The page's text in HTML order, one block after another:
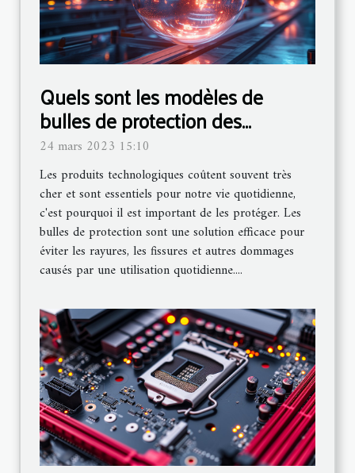
Quels sont les modèles de
bulles de protection des
produits technologiques ?
24 mars 2023 15:10
Les produits technologiques coûtent souvent très
cher et sont essentiels pour notre vie quotidienne,
c'est pourquoi il est important de les protéger. Les
bulles de protection sont une solution efficace pour
éviter les rayures, les fissures et autres dommages
causés par une utilisation quotidienne....